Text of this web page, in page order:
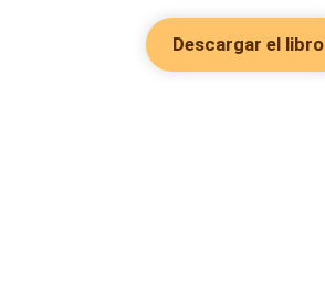
Descargar el libro